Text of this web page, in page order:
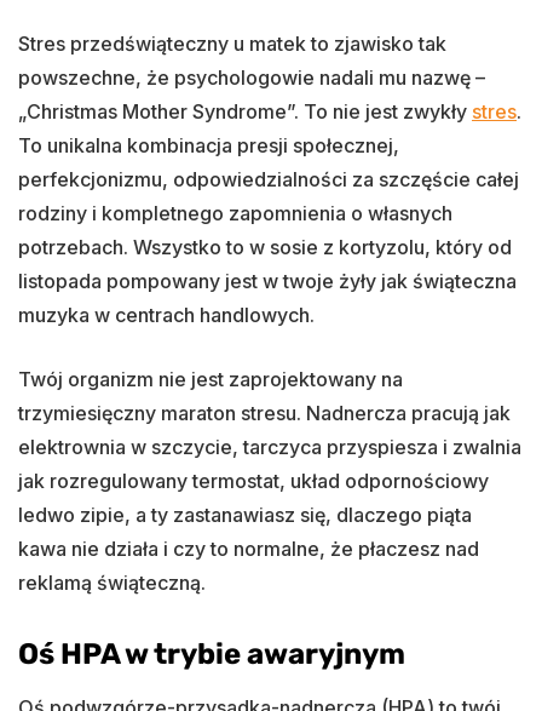
Stres przedświąteczny u matek to zjawisko tak
powszechne, że psychologowie nadali mu nazwę –
„Christmas Mother Syndrome”. To nie jest zwykły stres.
To unikalna kombinacja presji społecznej,
perfekcjonizmu, odpowiedzialności za szczęście całej
rodziny i kompletnego zapomnienia o własnych
potrzebach. Wszystko to w sosie z kortyzolu, który od
listopada pompowany jest w twoje żyły jak świąteczna
muzyka w centrach handlowych.
Twój organizm nie jest zaprojektowany na
trzymiesięczny maraton stresu. Nadnercza pracują jak
elektrownia w szczycie, tarczyca przyspiesza i zwalnia
jak rozregulowany termostat, układ odpornościowy
ledwo zipie, a ty zastanawiasz się, dlaczego piąta
kawa nie działa i czy to normalne, że płaczesz nad
reklamą świąteczną.
Oś HPA w trybie awaryjnym